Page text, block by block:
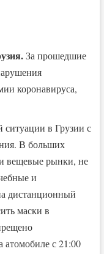
За прошедшие
коронавируса,
ситуации в Грузии с
В больших
вещевые рынки, не
и
дистанционный
маски в
атомобиле с 21:00